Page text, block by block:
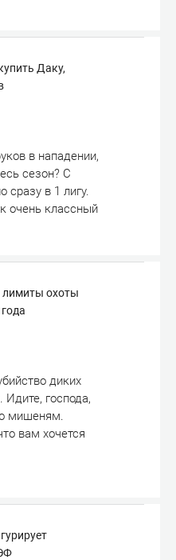
Даку,
в нападении,
сезон? С
в 1 лигу.
очень классный
лимиты охоты
диких
господа,
мишеням.
вам хочется